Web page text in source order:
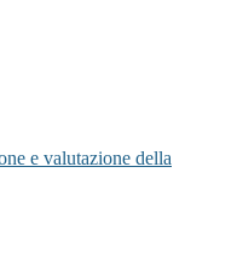
e valutazione della